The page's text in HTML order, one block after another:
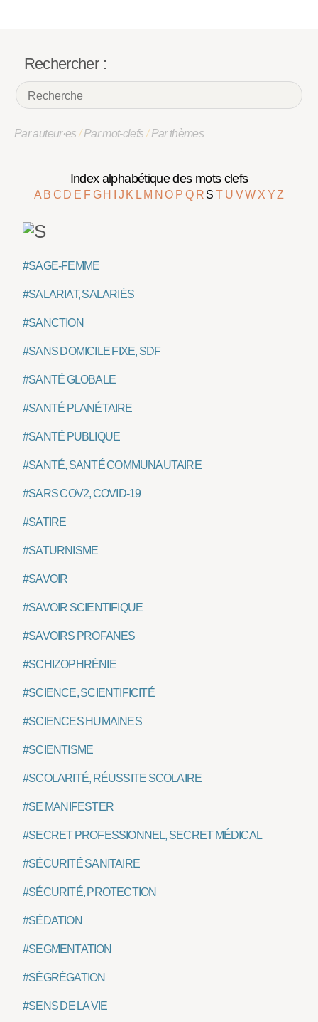
Rechercher :
Par auteur·es/Par mot-clefs/Par thèmes
Index alphabétique des mots clefs
A B C D E F G H J K L M NO P Q R ST U VW X YZ
#SAGE-FEMME
#SALARIAT, SALARIÉS
#SANCTION
#SANS DOMICILE FIXE, SDF
#SANTÉ GLOBALE
#SANTÉ PLANÉTAIRE
#SANTÉ PUBLIQUE
#SANTÉ, SANTÉ COMMUNAUTAIRE
#SARS COV2, COVID-19
#SATIRE
#SATURNISME
#SAVOIR
#SAVOIR SCIENTIFIQUE
#SAVOIRS PROFANES
#SCHIZOPHRÉNIE
#SCIENCE, SCIENTIFICITÉ
#SCIENCES HUMAINES
#SCIENTISME
#SCOLARITÉ, RÉUSSITE SCOLAIRE
#SE MANIFESTER
#SECRET PROFESSIONNEL, SECRET MÉDICAL
#SÉCURITÉ SANITAIRE
#SÉCURITÉ, PROTECTION
#SÉDATION
#SEGMENTATION
#SÉGRÉGATION
#SENS DE LA VIE